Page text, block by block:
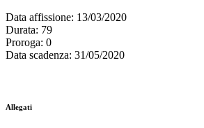
Data affissione: 13/03/2020
Durata: 79
Proroga: 0
Data scadenza: 31/05/2020
Allegati